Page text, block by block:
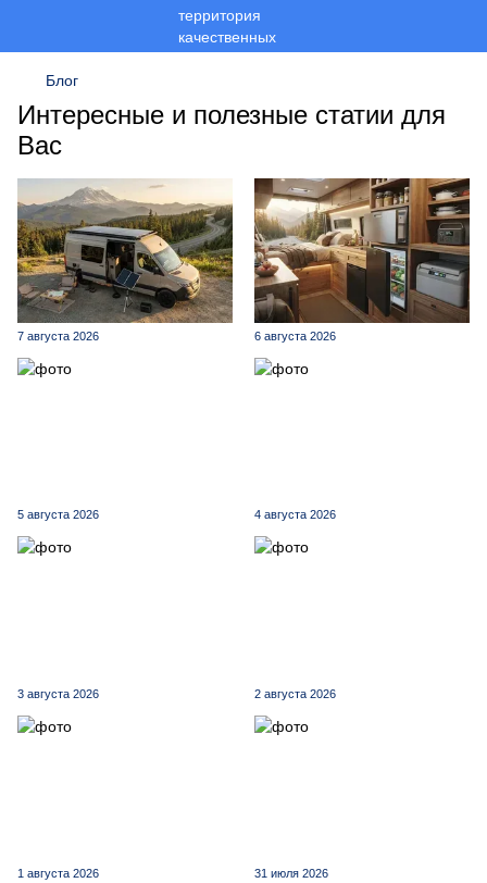
Блог
Интересные и полезные статии для
Вас
7 августа 2026 6 августа 2026
5 августа 2026 4 августа 2026
3 августа 2026 2 августа 2026
1 августа 2026 31 июля 2026